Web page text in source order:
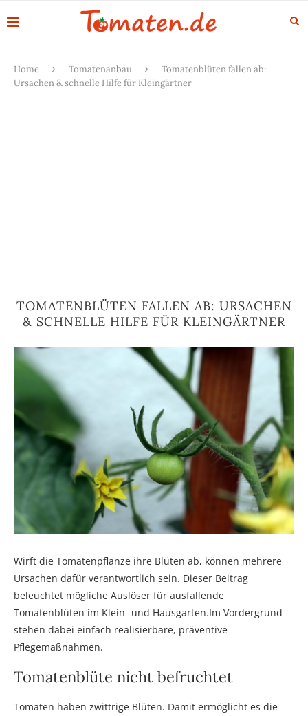
Home Tomatenanbau
Tomatenblüten fallen ab:
Ursachen & schnelle Hilfe für Kleingärtner
TOMATENBLÜTEN FALLEN AB: URSACHEN
& SCHNELLE HILFE FÜR KLEINGÄRTNER
Wirft die Tomatenpflanze ihre Blüten ab, können mehrere
Ursachen dafür verantwortlich sein. Dieser Beitrag
beleuchtet mögliche Auslöser für ausfallende
Tomatenblüten im Klein- und Hausgarten.Im Vordergrund
stehen dabei einfach realisierbare, präventive
Pflegemaßnahmen.
Tomatenblüte nicht befruchtet
Tomaten haben zwittrige Blüten. Damit ermöglicht es die